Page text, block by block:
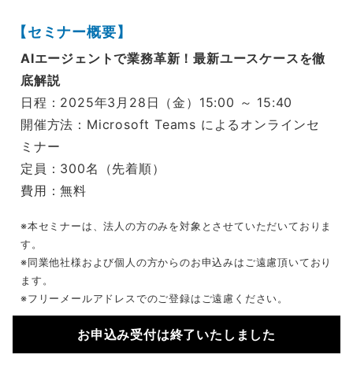
【セミナー概要】
AIエージェントで業務革新！最新ユースケースを徹
底解説
日程：2025年3月28日（金）15:00 ～ 15:40
開催方法：Microsoft Teams によるオンラインセ
ミナー
定員：300名（先着順）
費用：無料
※本セミナーは、法人の方のみを対象とさせていただいておりま
す。
※同業他社様および個人の方からのお申込みはご遠慮頂いており
ます。
※フリーメールアドレスでのご登録はご遠慮ください。
お申込み受付は終了いたしました